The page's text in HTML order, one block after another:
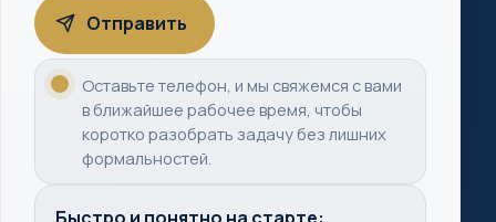
Оставьте телефон, и мы свяжемся с вами
в ближайшее рабочее время, чтобы
коротко разобрать задачу без лишних
формальностей.